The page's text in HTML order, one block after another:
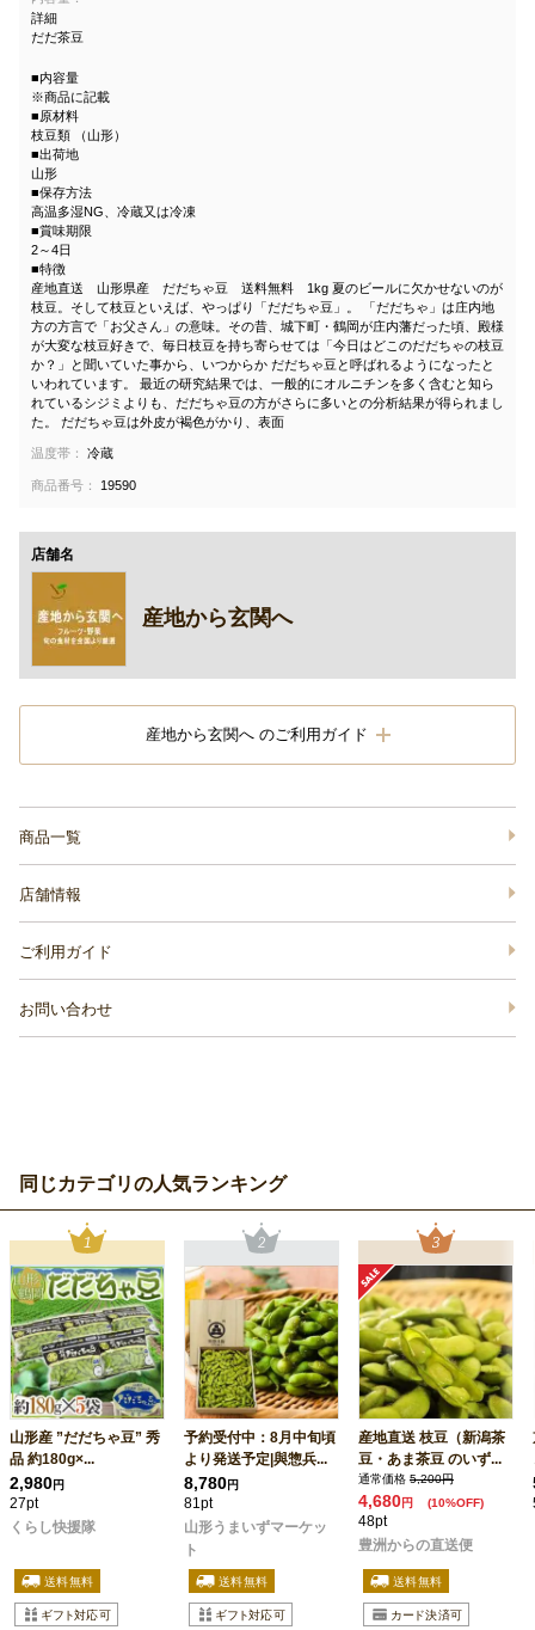
詳細
だだ茶豆
■内容量
※商品に記載
■原材料
枝豆類 （山形）
■出荷地
山形
■保存方法
高温多湿NG、冷蔵又は冷凍
■賞味期限
2～4日
■特徴
産地直送 山形県産 だだちゃ豆 送料無料 1kg 夏のビールに欠かせないのが
枝豆。そして枝豆といえば、やっぱり「だだちゃ豆」。 「だだちゃ」は庄内地
方の方言で「お父さん」の意味。その昔、城下町・鶴岡が庄内藩だった頃、殿様
が大変な枝豆好きで、毎日枝豆を持ち寄らせては「今日はどこのだだちゃの枝豆
か？」と聞いていた事から、いつからか だだちゃ豆と呼ばれるようになったと
いわれています。 最近の研究結果では、一般的にオルニチンを多く含むと知ら
れているシジミよりも、だだちゃ豆の方がさらに多いとの分析結果が得られまし
た。 だだちゃ豆は外皮が褐色がかり、表面
温度帯： 冷蔵
商品番号： 19590
店舗名
産地から玄関へ
産地から玄関へ のご利用ガイド
商品一覧
店舗情報
ご利用ガイド
お問い合わせ
同じカテゴリの人気ランキング
山形産 ”だだちゃ豆” 秀
品 約180g×...
2,980円
27pt
くらし快援隊
予約受付中：8月中旬頃
より発送予定|與惣兵...
8,780円
81pt
山形うまいずマーケッ
ト
産地直送 枝豆（新潟茶
豆・あま茶豆 のいず...
通常価格 5,200円
4,680円 (10%OFF)
48pt
豊洲からの直送便